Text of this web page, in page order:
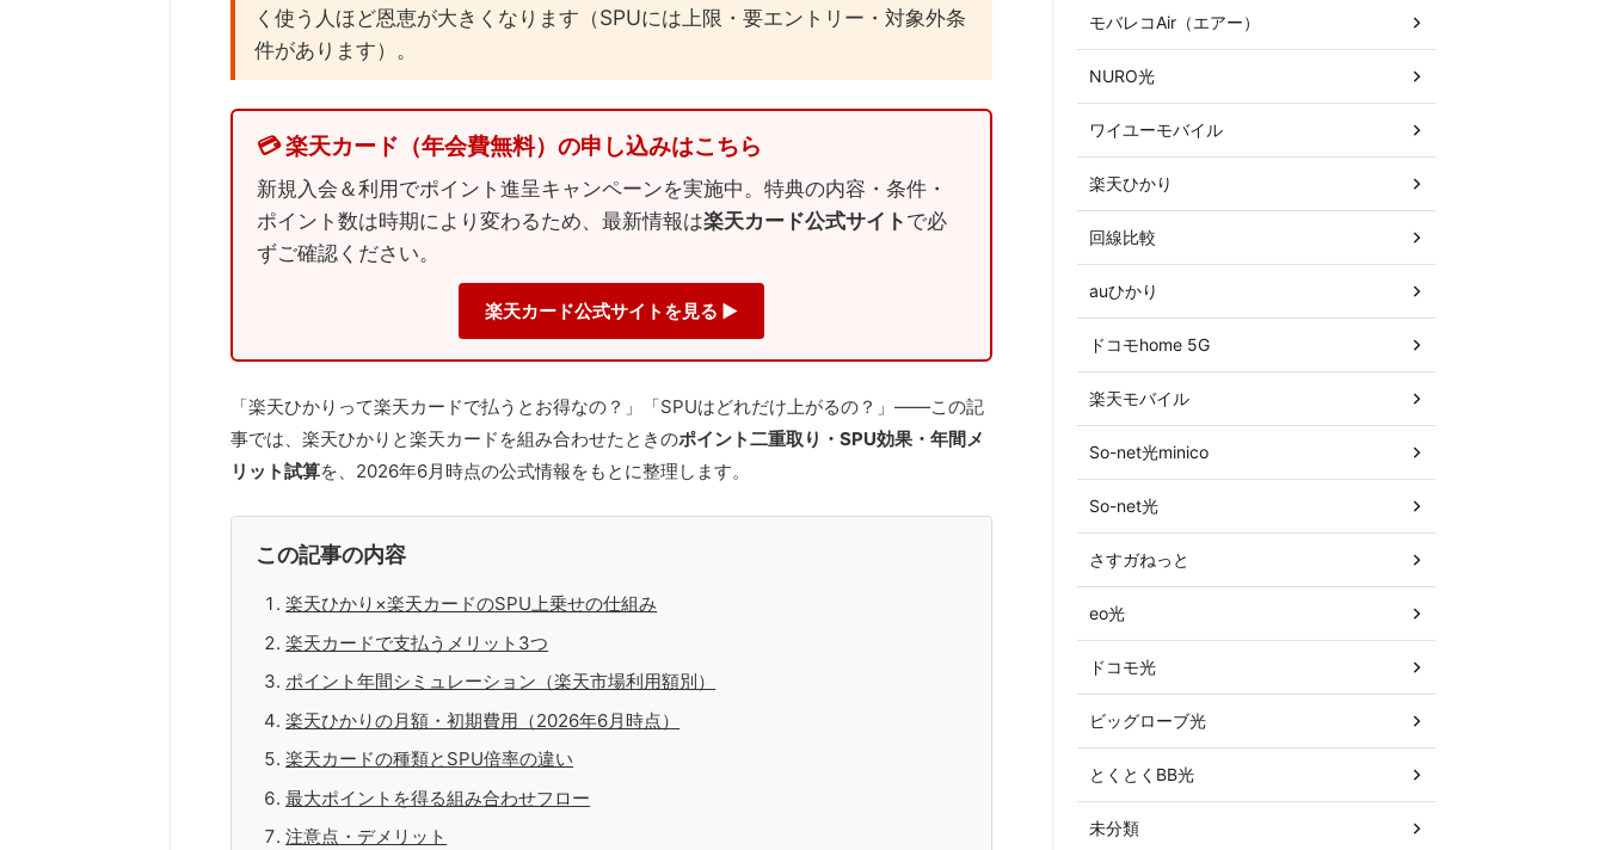
く使う人ほど恩恵が大きくなります（SPUには上限・要エントリー・対象外条
件があります）。
💳 楽天カード（年会費無料）の申し込みはこちら
新規入会＆利用でポイント進呈キャンペーンを実施中。特典の内容・条件・
ポイント数は時期により変わるため、最新情報は楽天カード公式サイトで必
ずご確認ください。
楽天カード公式サイトを見る ▶
「楽天ひかりって楽天カードで払うとお得なの？」「SPUはどれだけ上がるの？」——この記
事では、楽天ひかりと楽天カードを組み合わせたときのポイント二重取り・SPU効果・年間メ
リット試算を、2026年6月時点の公式情報をもとに整理します。
この記事の内容
楽天ひかり×楽天カードのSPU上乗せの仕組み
楽天カードで支払うメリット3つ
ポイント年間シミュレーション（楽天市場利用額別）
楽天ひかりの月額・初期費用（2026年6月時点）
楽天カードの種類とSPU倍率の違い
最大ポイントを得る組み合わせフロー
注意点・デメリット
モバレコAir（エアー）
NURO光
ワイユーモバイル
楽天ひかり
回線比較
auひかり
ドコモhome 5G
楽天モバイル
So-net光minico
So-net光
さすガねっと
eo光
ドコモ光
ビッグローブ光
とくとくBB光
未分類